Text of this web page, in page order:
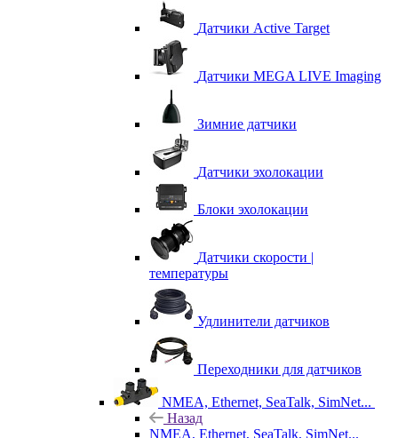
Датчики Active Target
Датчики MEGA LIVE Imaging
Зимние датчики
Датчики эхолокации
Блоки эхолокации
Датчики скорости |
температуры
Удлинители датчиков
Переходники для датчиков
NMEA, Ethernet, SeaTalk, SimNet...
Назад
NMEA, Ethernet, SeaTalk, SimNet...